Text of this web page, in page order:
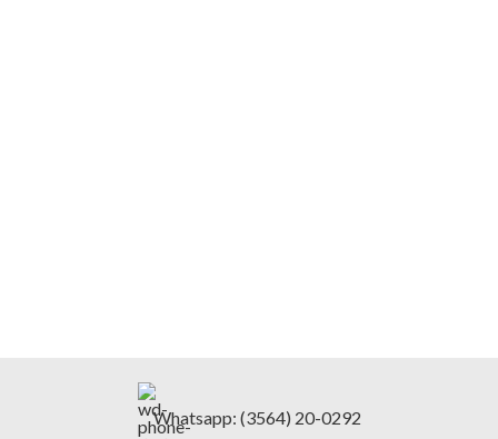
Whatsapp: (3564) 20-0292